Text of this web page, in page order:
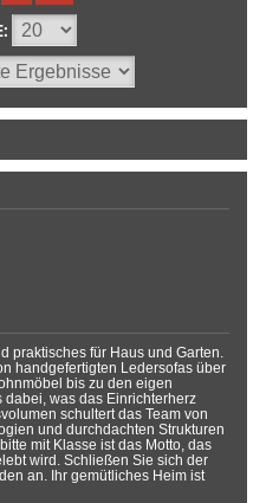
praktisches für Haus und Garten.
handgefertigten Ledersofas über
bis zu den eigen
was das Einrichterherz
schultert das Team von
und durchdachten Strukturen
mit Klasse ist das Motto, das
wird. Schließen Sie sich der
an. Ihr gemütliches Heim ist